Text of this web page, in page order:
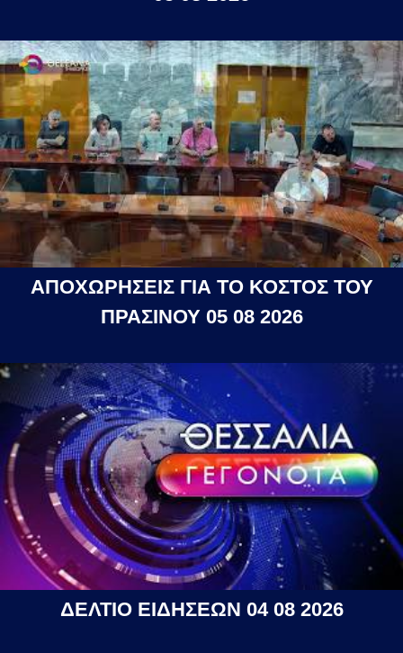
ΑΠΟΧΩΡΗΣΕΙΣ ΓΙΑ ΤΟ ΚΟΣΤΟΣ ΤΟΥ
ΠΡΑΣΙΝΟΥ 05 08 2026
ΔΕΛΤΙΟ ΕΙΔΗΣΕΩΝ 04 08 2026